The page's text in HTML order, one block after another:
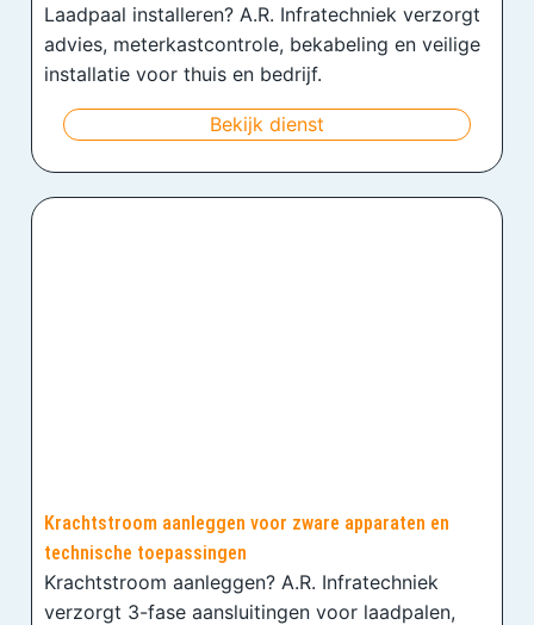
Laadpaal installeren? A.R. Infratechniek verzorgt
advies, meterkastcontrole, bekabeling en veilige
installatie voor thuis en bedrijf.
Bekijk dienst
Krachtstroom aanleggen voor zware apparaten en
technische toepassingen
Krachtstroom aanleggen? A.R. Infratechniek
verzorgt 3-fase aansluitingen voor laadpalen,